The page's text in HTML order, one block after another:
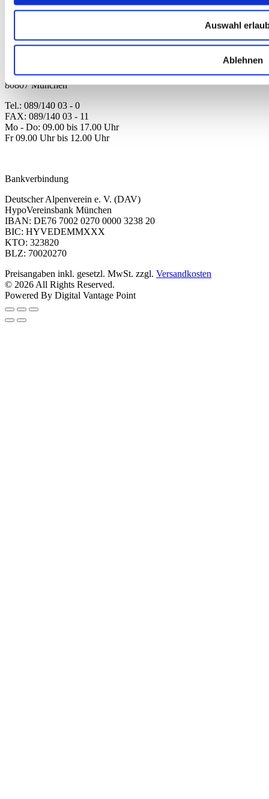
Auswahl
Ablehnen
Neu
Kontakt
Anni-Albers-Straße 7
80807 München
Tel.: 089/140 03 - 0
FAX: 089/140 03 - 11
Mo - Do: 09.00 bis 17.00 Uhr
Fr 09.00 Uhr bis 12.00 Uhr
Bankverbindung
Deutscher Alpenverein e. V. (DAV)
HypoVereinsbank München
IBAN: DE76 7002 0270 0000 3238 20
BIC: HYVEDEMMXXX
KTO: 323820
BLZ: 70020270
Preisangaben inkl. gesetzl. MwSt. zzgl. Versandkosten
© 2026 All Rights Reserved.
Powered By Digital Vantage Point